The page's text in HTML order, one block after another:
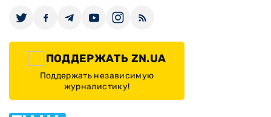
ПОДДЕРЖАТЬ ZN.UA
Поддержать независимую
журналистику!